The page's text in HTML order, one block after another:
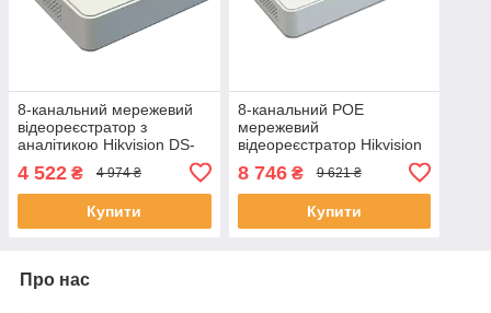
8-канальний мережевий
відеореєстратор з
аналітикою Hikvision DS-
7108NI-Q1(D) ЕКОБОКС
4 522 ₴ 4 974 ₴
Купити
8-канальний POE
мережевий
відеореєстратор Hikvision
(ЕКОБОКС)
8 746₴ 9 621 ₴
Купити
Про нас